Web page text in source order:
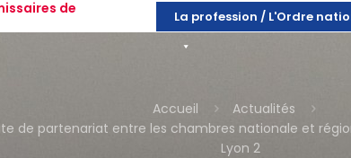
de
La profession / L'Ordre
Accueil
Actualités
de partenariat entre les chambres nationale et
Lyon 2